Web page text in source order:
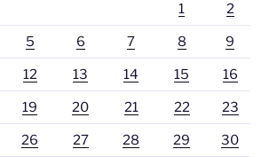
1 2
5 6 7 8 9
12 13 14 15 16
19 20 21 22 23
26 27 28 29 30